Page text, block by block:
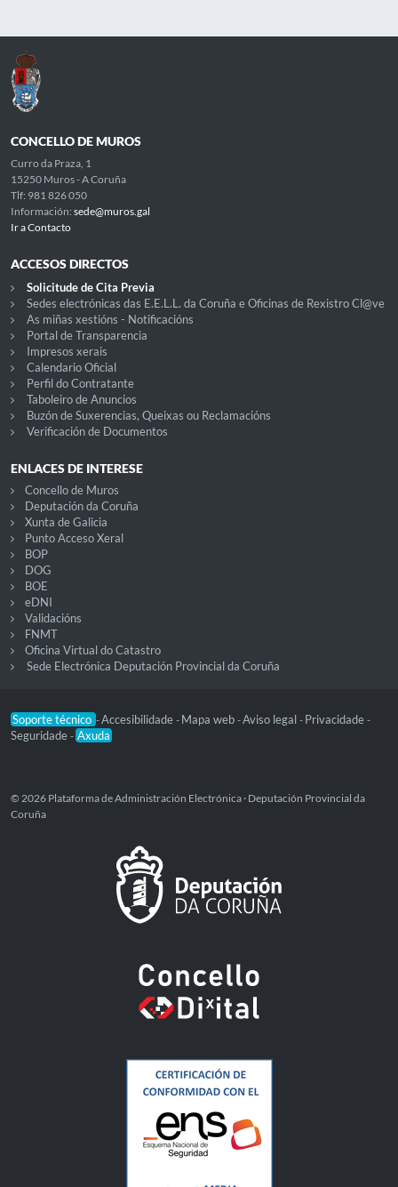
CONCELLO DE MUROS
Curro da Praza, 1
15250 Muros - A Coruña
Tlf: 981 826 050
Información: sede@muros.gal
Ir a Contacto
ACCESOS DIRECTOS
Solicitude de Cita Previa
Sedes electrónicas das E.E.L.L. da Coruña e Oficinas de Rexistro Cl@ve
As miñas xestións - Notificacións
Portal de Transparencia
Impresos xerais
Calendario Oficial
Perfil do Contratante
Taboleiro de Anuncios
Buzón de Suxerencias, Queixas ou Reclamacións
Verificación de Documentos
ENLACES DE INTERESE
Concello de Muros
Deputación da Coruña
Xunta de Galicia
Punto Acceso Xeral
BOP
DOG
BOE
eDNI
Validacións
FNMT
Oficina Virtual do Catastro
Sede Electrónica Deputación Provincial da Coruña
Soporte técnico -Accesibilidade - Mapa web -Aviso legal - Privacidade -
Seguridade - Axuda
© 2026 Plataforma de Administración Electrónica · Deputación Provincial da
Coruña